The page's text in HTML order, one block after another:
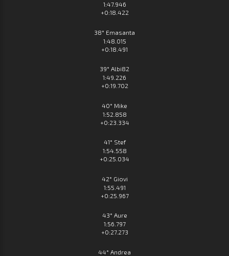
1:47.946
+0:18.422
38° Emasanta
1:48.015
+0:18.491
39° Albi82
1:49.226
+0:19.702
40° Mike
1:52.858
+0:23.334
41° Stef
1:54.558
+0:25.034
42° Giovi
1:55.491
+0:25.967
43° Aure
1:56.797
+0:27.273
44° Andrea